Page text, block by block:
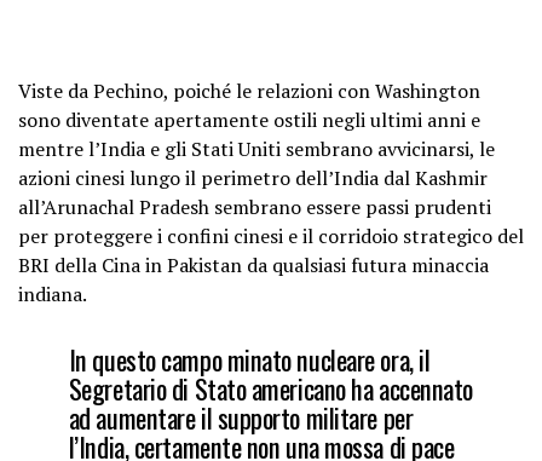
Viste da Pechino, poiché le relazioni con Washington
sono diventate apertamente ostili negli ultimi anni e
mentre l’India e gli Stati Uniti sembrano avvicinarsi, le
azioni cinesi lungo il perimetro dell’India dal Kashmir
all’Arunachal Pradesh sembrano essere passi prudenti
per proteggere i confini cinesi e il corridoio strategico del
BRI della Cina in Pakistan da qualsiasi futura minaccia
indiana.
In questo campo minato nucleare ora, il
Segretario di Stato americano ha accennato
ad aumentare il supporto militare per
l’India, certamente non una mossa di pace